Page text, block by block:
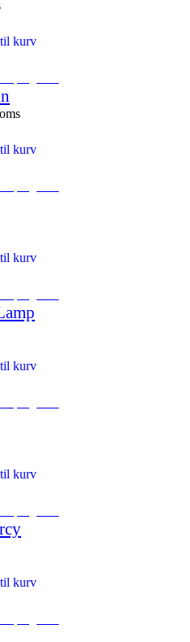
kurv
kurv
kurv
kurv
kurv
kurv